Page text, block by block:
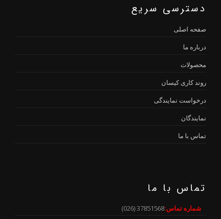
دسترسی سریع
صفحه اصلی
درباره ما
محصولات
روند کاری کیسان
درخواست نمایندگی
نمایندگان
تماس با ما
تماس با ما
شماره تماس:37851568 (026)